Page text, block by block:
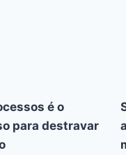
é o
para destravar